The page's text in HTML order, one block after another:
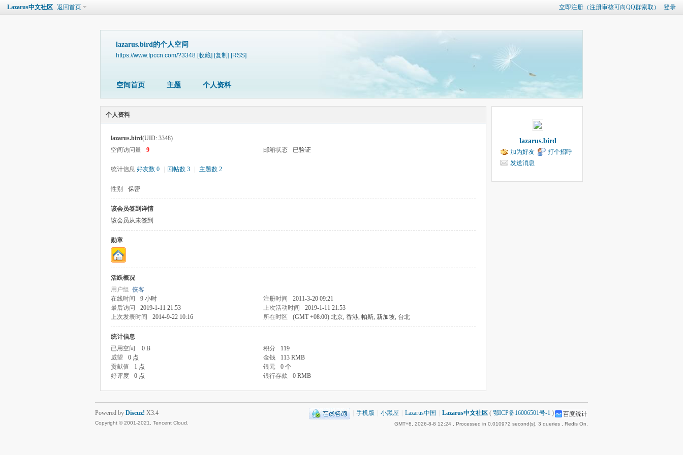
立即注册（注册审核可向QQ群索取） 登录
Lazarus中文社区 返回首页
lazarus.bird的个人空间
https://www.fpccn.com/?3348 [收藏] [复制] [RSS]
空间首页 主题 个人资料
个人资料
lazarus.bird(UID: 3348)
空间访问量
9 邮箱状态 已验证
统计信息 好友数 0 回帖数 3 主题数 2
性别 保密
该会员签到详情
该会员从未签到
勋章
活跃概况
用户组 侠客
在线时间
9 小时 注册时间
2011-3-20 09:21
最后访问
2019-1-11 21:53 上次活动时间
2019-1-11 21:53
上次发表时间
2014-9-22 10:16 所在时区 (GMT +08:00) 北京, 香港, 帕斯, 新加坡, 台北
统计信息
已用空间
0 B 积分
119
威望
0 点 金钱
113 RMB
贡献值
1 点 银元
0 个
好评度
0 点 银行存款 0 RMB
lazarus.bird
加为好友
打个招呼
发送消息
手机版 小黑屋 Lazarus中国 Lazarus中文社区 ( 鄂ICP备16006501号-1 )
GMT+8, 2026-8-8 12:24 , Processed in 0.010972 second(s), 3 queries , Redis On.
Powered by Discuz! X3.4
Copyright © 2001-2021, Tencent Cloud.